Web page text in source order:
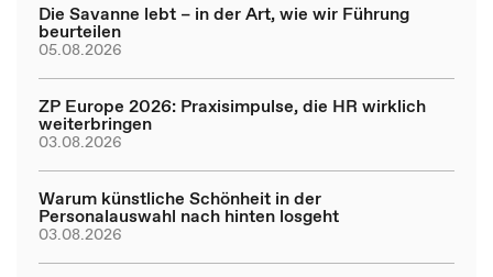
Die Savanne lebt – in der Art, wie wir Führung
beurteilen
05.08.2026
ZP Europe 2026: Praxisimpulse, die HR wirklich
weiterbringen
03.08.2026
Warum künstliche Schönheit in der
Personalauswahl nach hinten losgeht
03.08.2026